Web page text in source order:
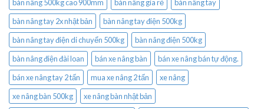
bàn nâng 500kg cao 900mm bàn nâng gía rẻ
bàn nâng tay
bàn nâng tay 2x nhật bản
bàn nâng tay điện 500kg
bàn nâng tay điện di chuyển 500kg
bàn nâng điện 500kg
bàn nâng điện đài loan
bán xe nâng bàn
bán xe nâng bán tự động.
bán xe nâng tay 2 tấn
mua xe nâng 2 tấn
xe nâng
xe nâng bàn 500kg
xe nâng bàn nhật bản